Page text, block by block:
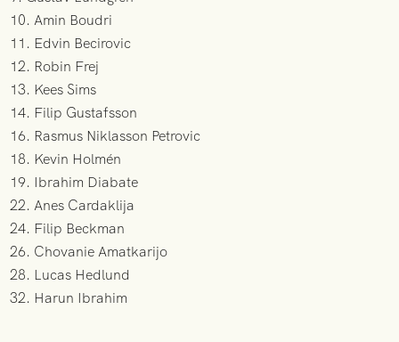
10. Amin Boudri
11. Edvin Becirovic
12. Robin Frej
13. Kees Sims
14. Filip Gustafsson
16. Rasmus Niklasson Petrovic
18. Kevin Holmén
19. Ibrahim Diabate
22. Anes Cardaklija
24. Filip Beckman
26. Chovanie Amatkarijo
28. Lucas Hedlund
32. Harun Ibrahim